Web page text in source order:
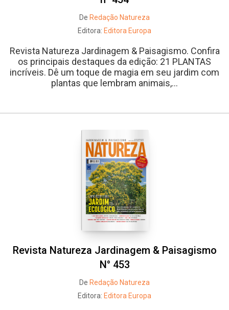
De Redação Natureza
Editora: Editora Europa
Revista Natureza Jardinagem & Paisagismo. Confira
os principais destaques da edição: 21 PLANTAS
incríveis. Dê um toque de magia em seu jardim com
plantas que lembram animais,...
Revista Natureza Jardinagem & Paisagismo
N° 453
De Redação Natureza
Editora: Editora Europa